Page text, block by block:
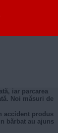
iar parcarea
Noi măsuri de
accident produs
bărbat au ajuns